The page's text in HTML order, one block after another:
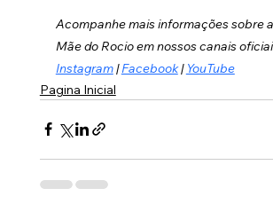
Acompanhe mais informações sobre
Mãe do Rocio em nossos canais
Instagram | Facebook | YouTube
Pagina Inicial